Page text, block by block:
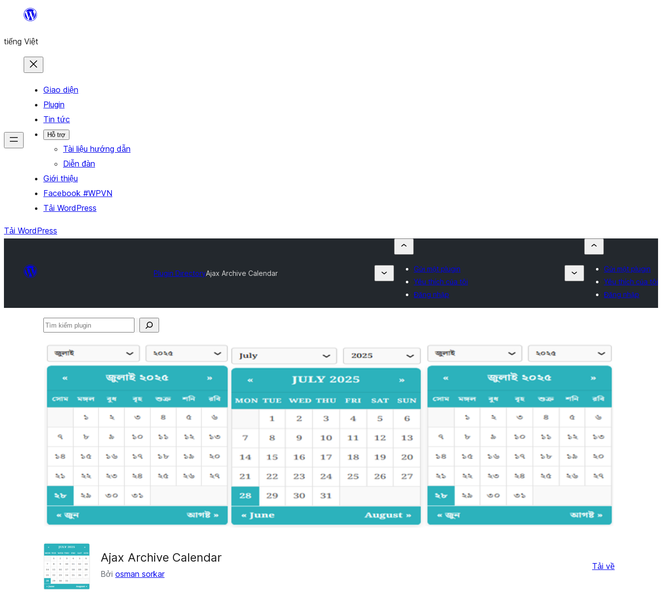
Chuyển
phần
tiếng Việt
Giao diện
Plugin
Tin tức
Hỗ trợ
Tài liệu hướng dẫn
Diễn đàn
Giới thiệu
Facebook #WPVN
Tải WordPress
Tải WordPress
Plugin DirectoryAjax Archive Calendar
Gửi một plugin
Yêu thích của tôi
Đăng nhập
Gửi một plugin
Yêu thích của tôi
Đăng nhập
Tìm
plugin
Ajax Archive Calendar
Bởi osman sorkar
Tải về